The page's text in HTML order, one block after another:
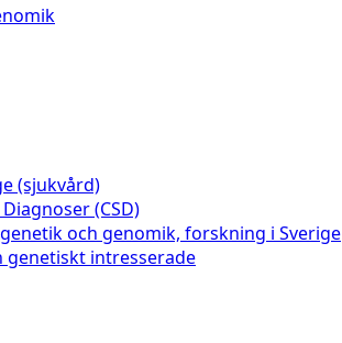
(sjukvård)
(CSD)
och genomik, forskning i Sverige
intresserade